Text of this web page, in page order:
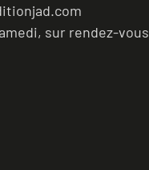
sur rendez-vous